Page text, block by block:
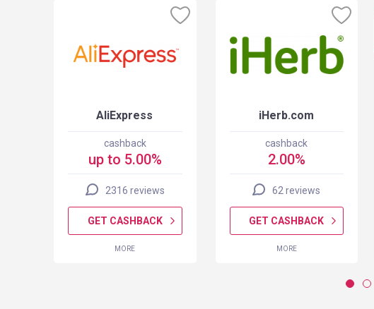
AliExpress
cashback
up to 5.00%
2316 reviews
GET CASHBACK
MORE
iHerb.com
cashback
2.00%
62 reviews
GET CASHBACK
MORE